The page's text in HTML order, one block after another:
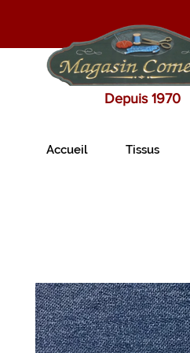
Depuis 1970
Accueil Tissus